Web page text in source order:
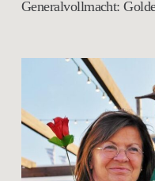
Generalvollmacht: